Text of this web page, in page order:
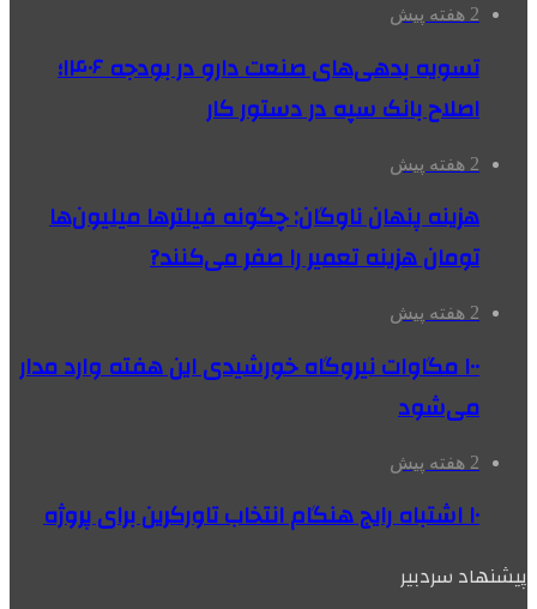
2 هفته پیش
تسویه بدهی‌های صنعت دارو در بودجه ۱۴۰۶؛
اصلاح بانک سپه در دستور کار
2 هفته پیش
هزینه پنهان ناوگان: چگونه فیلترها میلیون‌ها
تومان هزینه تعمیر را صفر می‌کنند?
2 هفته پیش
۱۰۰ مگاوات نیروگاه‌ خورشیدی این هفته وارد مدار
می‌شود
2 هفته پیش
۱۰ اشتباه رایج هنگام انتخاب تاورکرین برای پروژه
پیشنهاد سردبیر